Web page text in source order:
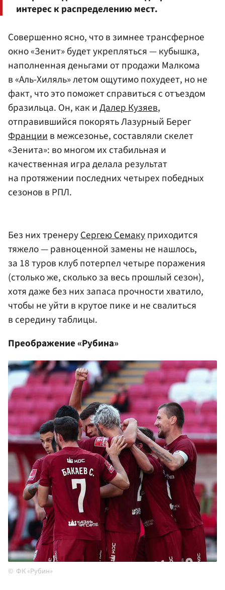
интерес к распределению мест.
Совершенно ясно, что в зимнее трансферное
окно «Зенит» будет укрепляться — кубышка,
наполненная деньгами от продажи Малкома
в «Аль-Хиляль» летом ощутимо похудеет, но не
факт, что это поможет справиться с отъездом
бразильца. Он, как иДалер Кузяев,
отправившийся покорять Лазурный Берег
Франциив межсезонье, составляли скелет
«Зенита»: во многом их стабильная и
качественная игра делала результат
на протяжении последних четырех победных
сезонов в РПЛ.
Без них тренеруСергею Семакуприходится
тяжело — равноценной замены не нашлось,
за 18 туров клуб потерпел четыре поражения
(столько же, сколько за весь прошлый сезон),
хотя даже без них запаса прочности хватило,
чтобы не уйти в крутое пике и не свалиться
в середину таблицы.
Преображение «Рубина»
ФК «Рубин»